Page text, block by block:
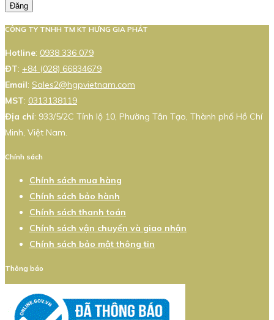
Đăng
CÔNG TY TNHH TM KT HƯNG GIA PHÁT
Hotline: 0938 336 079
ĐT: +84 (028) 66834679
Email: Sales2@hgpvietnam.com
MST: 0313138119
Địa chỉ: 933/5/2C Tỉnh lộ 10, Phường Tân Tạo, Thành phố Hồ Chí
Minh, Việt Nam.
Chính sách
Chính sách mua hàng
Chính sách bảo hành
Chính sách thanh toán
Chính sách vận chuyển và giao nhận
Chính sách bảo mật thông tin
Thông báo